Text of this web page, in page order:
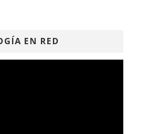
EN RED